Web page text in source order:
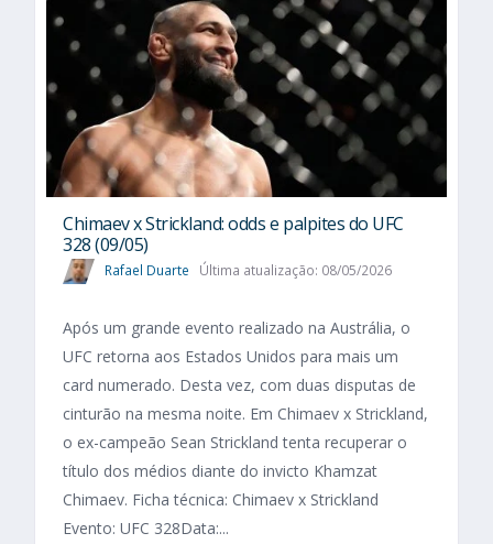
Chimaev x Strickland: odds e palpites do UFC
328 (09/05)
Rafael Duarte Última atualização: 08/05/2026
Após um grande evento realizado na Austrália, o
UFC retorna aos Estados Unidos para mais um
card numerado. Desta vez, com duas disputas de
cinturão na mesma noite. Em Chimaev x Strickland,
o ex-campeão Sean Strickland tenta recuperar o
título dos médios diante do invicto Khamzat
Chimaev. Ficha técnica: Chimaev x Strickland
Evento: UFC 328Data:...